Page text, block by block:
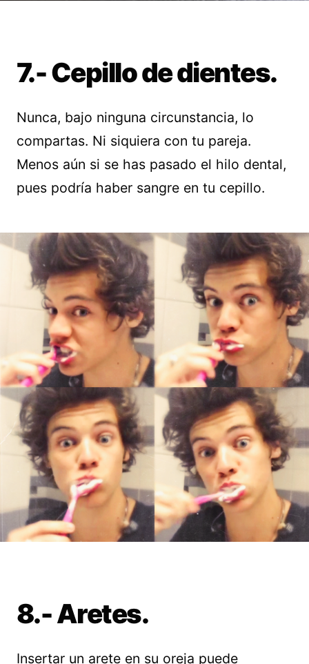
7.- Cepillo de dientes.
Nunca, bajo ninguna circunstancia, lo
compartas. Ni siquiera con tu pareja.
Menos aún si se has pasado el hilo dental,
pues podría haber sangre en tu cepillo.
8.- Aretes.
Insertar un arete en su oreja puede